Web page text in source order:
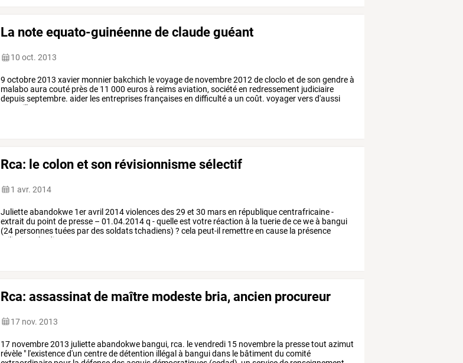
La note equato-guinéenne de claude guéant
10 oct. 2013
9 octobre2013 xavier monnier bakchich levoyagede novembre2012 declocloet deson gendreà
malaboaura couté prèsde 11 000 eurosà reimsaviation, sociétéen redressement judiciaire
depuisseptembre. aider lesentreprisesfrançaisesen difficultéa un coût. voyagerversd'aussi
accueillantes
Rca: le colon et son révisionnisme sélectif
1 avr. 2014
Julietteabandokwe 1eravril 2014violencesdes29 et 30 marsen républiquecentrafricaine-
extrait du point de presse – 01.04.2014q -quelleest votre réaction à la tueriedeceweà bangui
(24 personnestuées pardessoldatstchadiens) ? cela peut-il remettreen cause la présence
militaire
tchadienne
Rca: assassinat de maître modeste bria, ancien procureur
17 nov. 2013
17 novembre2013 julietteabandokwe bangui, rca. levendredi 15 novembre la pressetout azimut
révèle " l'existenced'un centrededétention illégal à banguidans le bâtiment du comité